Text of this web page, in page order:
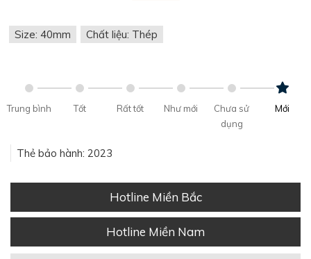
Size: 40mm Chất liệu: Thép
Trung bình Tốt Rất tốt Như mới
Chưa sử
dụng
Mới
Thẻ bảo hành: 2023
Hotline Miền Bắc
Hotline Miền Nam